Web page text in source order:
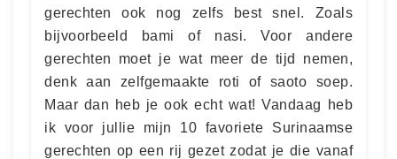
gerechten ook nog zelfs best snel. Zoals
bijvoorbeeld bami of nasi. Voor andere
gerechten moet je wat meer de tijd nemen,
denk aan zelfgemaakte roti of saoto soep.
Maar dan heb je ook echt wat! Vandaag heb
ik voor jullie mijn 10 favoriete Surinaamse
gerechten op een rij gezet zodat je die vanaf